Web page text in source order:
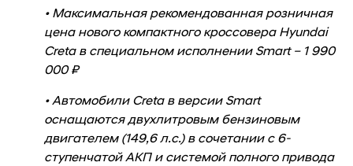
• Максимальная рекомендованная розничная
цена нового компактного кроссовера Hyundai
Creta в специальном исполнении Smart – 1 990
000 ₽
• Автомобили Creta в версии Smart
оснащаются двухлитровым бензиновым
двигателем (149,6 л.с.) в сочетании с 6-
ступенчатой АКП и системой полного привода